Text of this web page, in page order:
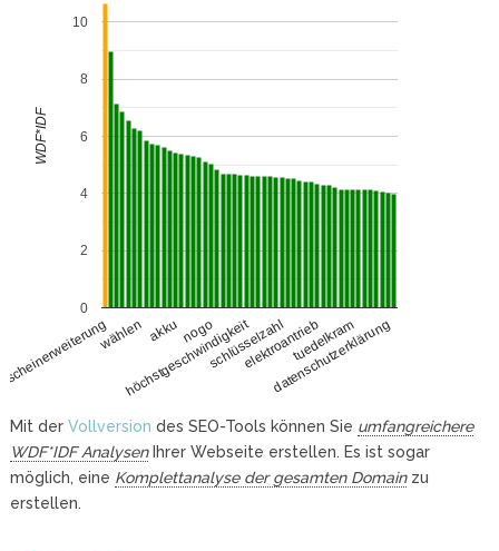
wählen akkunogo
höchstgeschwindigkeit
schlüsselzahl
elektroantriebtuedelkram
datenschutzerklärung
0
2
4
6
8
10
WDF*IDF
Mit der Vollversion des SEO-Tools können Sie umfangreichere
WDF*IDF AnalysenIhrer Webseite erstellen. Es ist sogar
möglich, eine Komplettanalyse der gesamten Domainzu
erstellen.